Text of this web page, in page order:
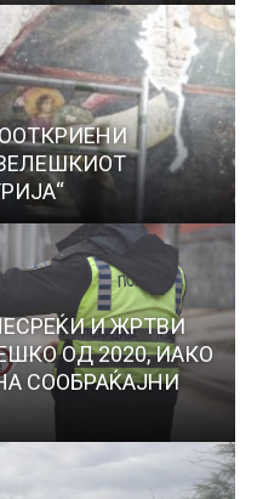
И ЖРТВИ
ОД 2020, ИАКО
СООБРАЌАЈНИ